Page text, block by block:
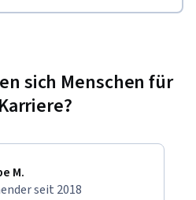
sich Menschen für
M.
seit 2018